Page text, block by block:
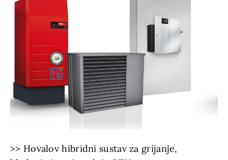
>> Hovalov hibridni sustav za grijanje,